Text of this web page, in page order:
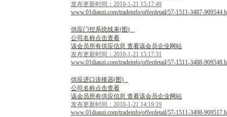
发布更新时间：2010-1-21 15:17:49
www.01dianzi.com/tradeinfo/offerdetail/57-1511-3487-
供应门控系统线束(图)
公司名称点击查看
该会员所有供应信息 查看该会员企业网站
发布更新时间：2010-1-21 15:17:31
www.01dianzi.com/tradeinfo/offerdetail/57-1511-3488-
供应进口连接器(图)
公司名称点击查看
该会员所有供应信息 查看该会员企业网站
发布更新时间：2010-1-21 14:19:19
www.01dianzi.com/tradeinfo/offerdetail/57-1511-3498-